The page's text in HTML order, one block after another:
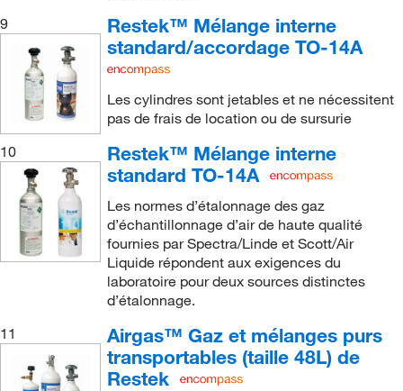
9
Restek™ Mélange interne
standard/accordage TO-14A
Les cylindres sont jetables et ne nécessitent
pas de frais de location ou de sursurie
10
Restek™ Mélange interne
standard TO-14A
Les normes d’étalonnage des gaz
d’échantillonnage d’air de haute qualité
fournies par Spectra/Linde et Scott/Air
Liquide répondent aux exigences du
laboratoire pour deux sources distinctes
d’étalonnage.
11
Airgas™ Gaz et mélanges purs
transportables (taille 48L) de
Restek